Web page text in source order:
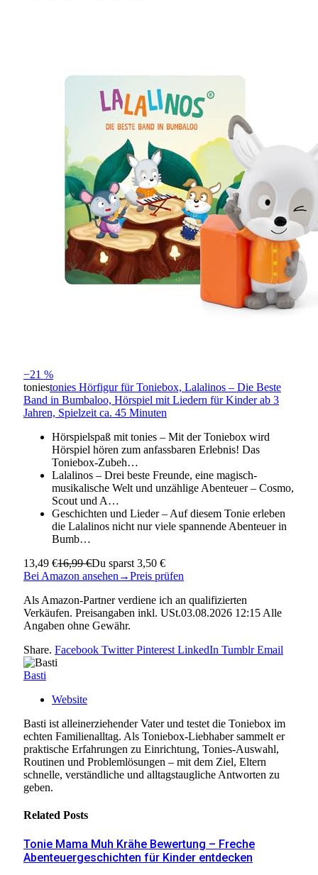
−21 %
toniestonies Hörfigur für Toniebox, Lalalinos – Die Beste
Band in Bumbaloo, Hörspiel mit Liedern für Kinder ab 3
Jahren, Spielzeit ca. 45 Minuten
Hörspielspaß mit tonies – Mit der Toniebox wird
Hörspiel hören zum anfassbaren Erlebnis! Das
Toniebox-Zubeh…
Lalalinos – Drei beste Freunde, eine magisch-
musikalische Welt und unzählige Abenteuer – Cosmo,
Scout und A…
Geschichten und Lieder – Auf diesem Tonie erleben
die Lalalinos nicht nur viele spannende Abenteuer in
Bumb…
13,49 €16,99 €Du sparst 3,50 €
Bei Amazon ansehen →Preis prüfen
Als Amazon-Partner verdiene ich an qualifizierten
Verkäufen. Preisangaben inkl. USt.03.08.2026 12:15 Alle
Angaben ohne Gewähr.
Share. Facebook Twitter Pinterest LinkedIn Tumblr Email
Basti
Website
Basti ist alleinerziehender Vater und testet die Toniebox im
echten Familienalltag. Als Toniebox-Liebhaber sammelt er
praktische Erfahrungen zu Einrichtung, Tonies-Auswahl,
Routinen und Problemlösungen – mit dem Ziel, Eltern
schnelle, verständliche und alltagstaugliche Antworten zu
geben.
Related Posts
Tonie Mama Muh Krähe Bewertung – Freche
Abenteuergeschichten für Kinder entdecken